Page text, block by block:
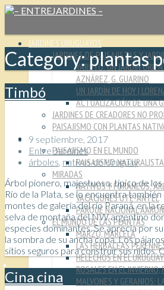
JARDINES URUGUAYOS
JARDINES DE PAISAJISTAS Y
YARUTO: UN JARDÍN
AZNÁREZ, G. GUARINO
UN JARDÍN DE HOY |
ACTUALIZACIÓN DE UNA
JARDINES DE CREADORES NO
PAISAJISMO CON PLANTAS
CULTURA JARDINERA
PAISAJISMO EN EL MUNDO
PAISAJISMO NATURALISTA
MIRADAS
NATIVOS Y FORÁNEOS:
VACACIONES UTE-ANTEL
PARQUE NACIONAL
EL MUNDO DE LAS PLANTAS
MARZO, MARCELA
LAS HÉRBACEAS
HELECHOS EN EL URUGUAY
ROSALES EN EL INVIERNO,
MALVONES Y GERANIOS:
Category: plantas
Timbó
9 septiembre, 2017
Entre Jardines
árboles nativas de Uruguay
Árbol pionero, majestuoso, típico de
Río de la Plata, se lo encuentra también
montes de galería del río Paraná, en la
selva de montaña del NW argentino
especies dominantes. Se aprecia por
la sombra de su ancha copa. Los
sitios seguros para construir sus nidos.
Cina cina